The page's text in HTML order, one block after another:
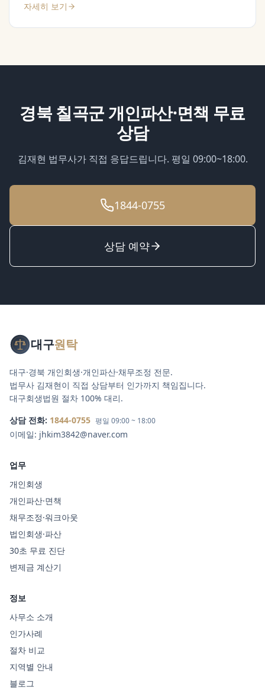
자세히 보기
경북 칠곡군 개인파산·면책 무료
상담
김재현 법무사가 직접 응답드립니다. 평일 09:00~18:00.
1844-0755
상담 예약
대구원탁
대구·경북 개인회생·개인파산·채무조정 전문.
법무사 김재현이 직접 상담부터 인가까지 책임집니다.
대구회생법원 절차 100% 대리.
상담 전화: 1844-0755 평일 09:00 ~ 18:00
이메일: jhkim3842@naver.com
업무
개인회생
개인파산·면책
채무조정·워크아웃
법인회생·파산
30초 무료 진단
변제금 계산기
정보
사무소 소개
인가사례
절차 비교
지역별 안내
블로그